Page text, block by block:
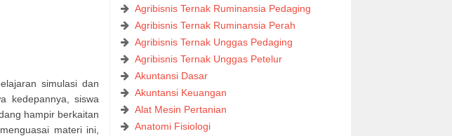
simulasi dan
kedepannya, siswa
hampir berkaitan
materi ini,
Agribisnis Ternak Ruminansia Pedaging
Agribisnis Ternak Ruminansia Perah
Agribisnis Ternak Unggas Pedaging
Agribisnis Ternak Unggas Petelur
Akuntansi Dasar
Akuntansi Keuangan
Alat Mesin Pertanian
Anatomi Fisiologi